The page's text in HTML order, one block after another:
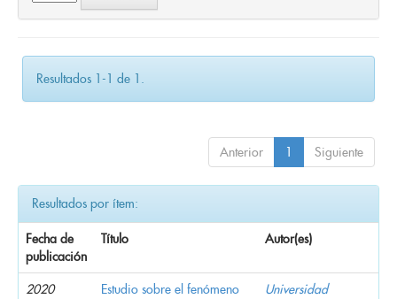
Resultados 1-1 de 1.
Anterior 1 Siguiente
Resultados por ítem:
Fecha de
publicación
Título Autor(es)
2020
Estudio sobre el fenómeno
Universidad